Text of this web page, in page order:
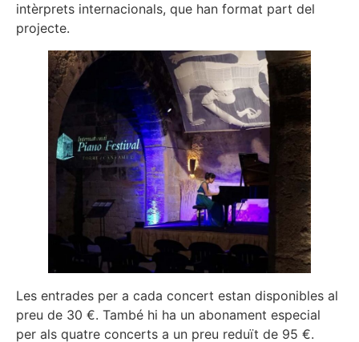
intèrprets internacionals, que han format part del
projecte.
Les entrades per a cada concert estan disponibles al
preu de 30 €. També hi ha un abonament especial
per als quatre concerts a un preu reduït de 95 €.